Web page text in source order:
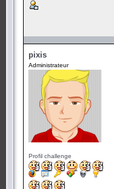
pixis
Administrateur
Profil challenge